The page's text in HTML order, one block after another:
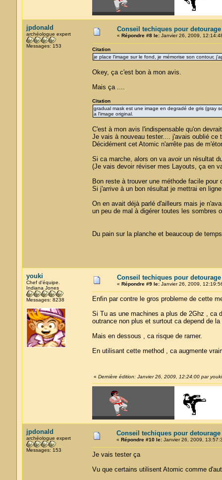
jpdonald
archéologue expert
Messages: 153
Conseil techiques pour detourage
« Répondre #8 le:Janvier 26, 2009,
Citation
je place l'image sur le fond, je mémorise son contour,
Okey, ça c'est bon à mon avis.
Mais ça ....
Citation
gradual mask est une image en degradé de gris (gray
a l'image original.
C'est à mon avis l'indispensable qu'on
Je vais à nouveau tester.... j'avais oublié ce
Décidément cet Atomic n'arrête pas de
Si ca marche, alors on va avoir un résultat
(Je vais devoir réviser mes Layouts, ça en
Bon reste à trouver une méthode facile pour
Si j'arrive à un bon résultat je mettrai en
On en avait déjà parlé d'ailleurs mais je
un peu de mal à digérer toutes les sombres
Du pain sur la planche et beaucoup de
youki
Chef d'équipe.
Indiana Jones
Messages: 8238
Conseil techiques pour detourage
« Répondre #9 le:Janvier 26, 2009,
Enfin par contre le gros probleme de cette
Si Tu as une machines a plus de 2Ghz , ca
outrance non plus et surtout ca depend de
Mais en dessous , ca risque de ramer.
En utilisant cette method , ca augmente
« Dernière édition: Janvier 26, 2009, 12:24:00 par youki
jpdonald
archéologue expert
Messages: 153
Conseil techiques pour detourage
« Répondre #10 le:Janvier 26, 2009,
Je vais tester ça
Vu que certains utilisent Atomic comme